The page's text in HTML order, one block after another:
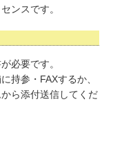
ンスです。
必要です。
持参・FAXするか、
ら添付送信してくだ